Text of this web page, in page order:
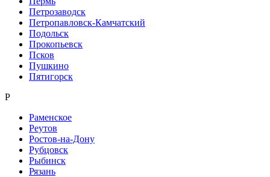
Петрозаводск
Петропавловск-Камчатский
Подольск
Прокопьевск
Псков
Пушкино
Пятигорск
Р
Раменское
Реутов
Ростов-на-Дону
Рубцовск
Рыбинск
Рязань